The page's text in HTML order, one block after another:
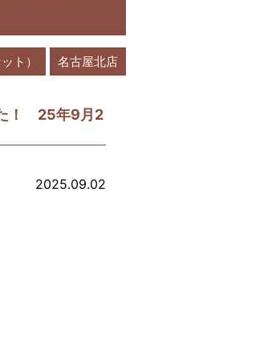
ト） 名古屋北店
！ 25年9月2
2025.09.02